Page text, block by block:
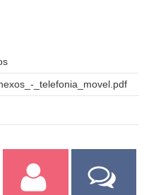
_telefonia_movel.pdf